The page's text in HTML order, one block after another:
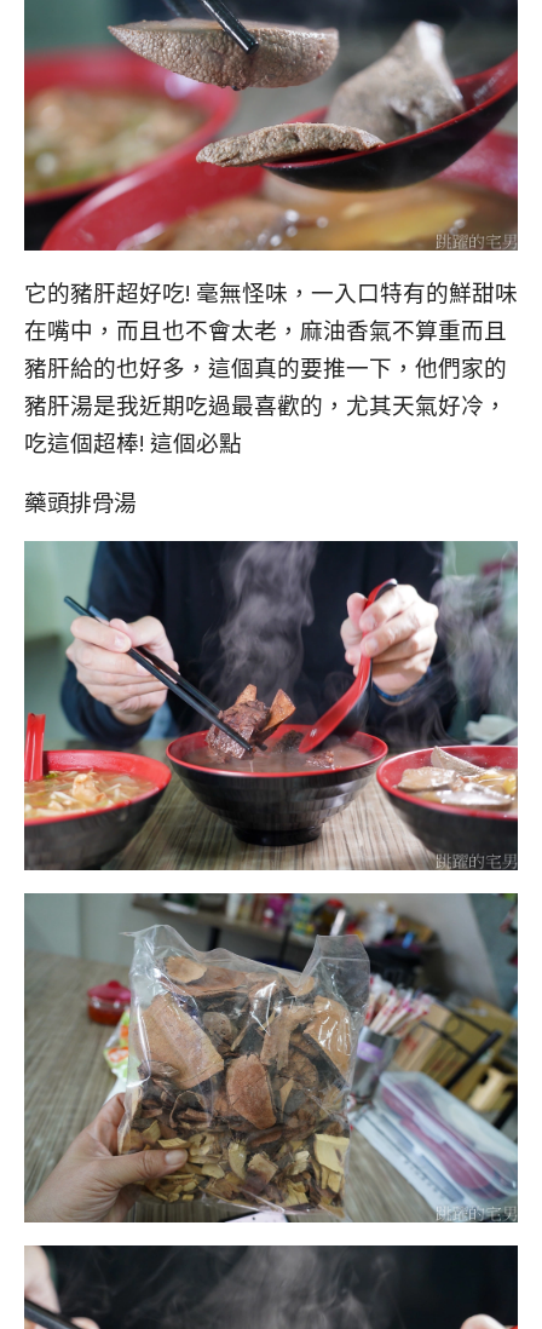
它的豬肝超好吃! 毫無怪味，一入口特有的鮮甜味
在嘴中，而且也不會太老，麻油香氣不算重而且
豬肝給的也好多，這個真的要推一下，他們家的
豬肝湯是我近期吃過最喜歡的，尤其天氣好冷，
吃這個超棒! 這個必點
藥頭排骨湯